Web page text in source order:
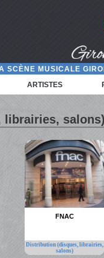
SCÈNE MUSICALE
ARTISTES
librairies, salons)
FNAC
Distribution (disques, librairies,
salons)